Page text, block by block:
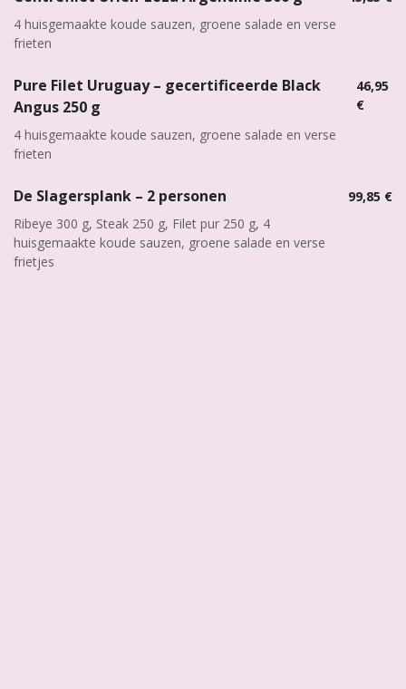
4 huisgemaakte koude sauzen, groene salade en verse
frieten
Pure Filet Uruguay – gecertificeerde Black
Angus 250 g
46,95
€
4 huisgemaakte koude sauzen, groene salade en verse
frieten
De Slagersplank – 2 personen
99,85 €
Ribeye 300 g, Steak 250 g, Filet pur 250 g, 4
huisgemaakte koude sauzen, groene salade en verse
frietjes